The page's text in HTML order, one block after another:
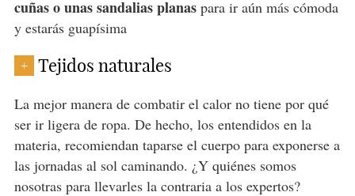
cuñas o unas sandalias planaspara ir aún más cómoda
y estarás guapísima
+ Tejidos naturales
La mejor manera de combatir el calor no tiene por qué
ser ir ligera de ropa. De hecho, los entendidos en la
materia, recomiendan taparse el cuerpo para exponerse a
las jornadas al sol caminando. ¿Y quiénes somos
nosotras para llevarles la contraria a los expertos?